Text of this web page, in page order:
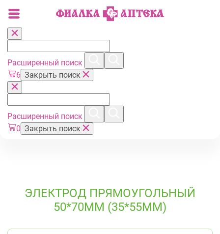
Расширенный поиск
6 Закрыть поиск
Расширенный поиск
0 Закрыть поиск
ЭЛЕКТРОД ПРЯМОУГОЛЬНЫЙ
50*70ММ (35*55ММ)